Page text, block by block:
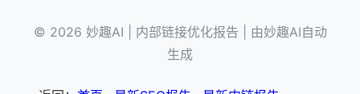
© 2026 妙趣AI | 内部链接优化报告 | 由妙趣AI自动
生成